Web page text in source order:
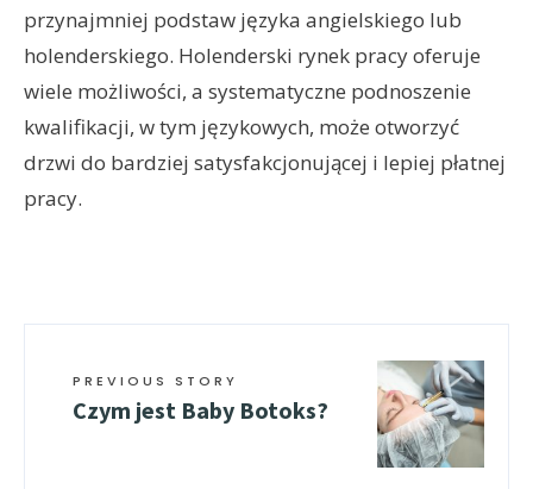
przynajmniej podstaw języka angielskiego lub
holenderskiego. Holenderski rynek pracy oferuje
wiele możliwości, a systematyczne podnoszenie
kwalifikacji, w tym językowych, może otworzyć
drzwi do bardziej satysfakcjonującej i lepiej płatnej
pracy.
PREVIOUS STORY
Czym jest Baby Botoks?